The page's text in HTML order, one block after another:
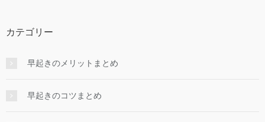
カテゴリー
早起きのメリットまとめ
早起きのコツまとめ